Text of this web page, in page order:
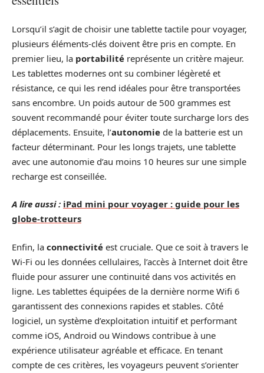
Lorsqu’il s’agit de choisir une tablette tactile pour voyager,
plusieurs éléments-clés doivent être pris en compte. En
premier lieu, la portabilité représente un critère majeur.
Les tablettes modernes ont su combiner légèreté et
résistance, ce qui les rend idéales pour être transportées
sans encombre. Un poids autour de 500 grammes est
souvent recommandé pour éviter toute surcharge lors des
déplacements. Ensuite, l’autonomie de la batterie est un
facteur déterminant. Pour les longs trajets, une tablette
avec une autonomie d’au moins 10 heures sur une simple
recharge est conseillée.
A lire aussi : iPad mini pour voyager : guide pour les
globe-trotteurs
Enfin, la connectivité est cruciale. Que ce soit à travers le
Wi-Fi ou les données cellulaires, l’accès à Internet doit être
fluide pour assurer une continuité dans vos activités en
ligne. Les tablettes équipées de la dernière norme Wifi 6
garantissent des connexions rapides et stables. Côté
logiciel, un système d’exploitation intuitif et performant
comme iOS, Android ou Windows contribue à une
expérience utilisateur agréable et efficace. En tenant
compte de ces critères, les voyageurs peuvent s’orienter